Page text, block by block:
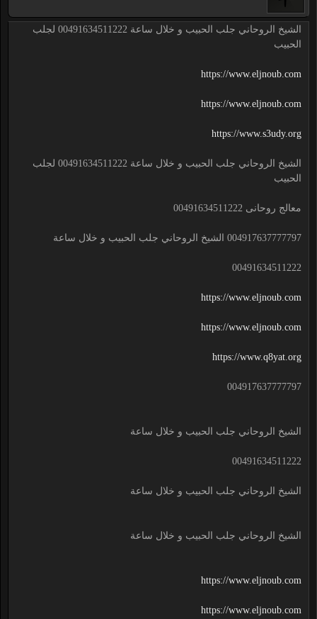
الشيخ الروحاني جلب الحبيب و خلال ساعة 00491634511222 لجلب
الحبيب
https://www.eljnoub.com
https://www.eljnoub.com
https://www.s3udy.org
الشيخ الروحاني جلب الحبيب و خلال ساعة 00491634511222 لجلب
الحبيب
معالج روحانى 00491634511222
004917637777797 الشيخ الروحاني جلب الحبيب و خلال ساعة
00491634511222
https://www.eljnoub.com
https://www.eljnoub.com
https://www.q8yat.org
004917637777797
الشيخ الروحاني جلب الحبيب و خلال ساعة
00491634511222
الشيخ الروحاني جلب الحبيب و خلال ساعة
الشيخ الروحاني جلب الحبيب و خلال ساعة
https://www.eljnoub.com
https://www.eljnoub.com